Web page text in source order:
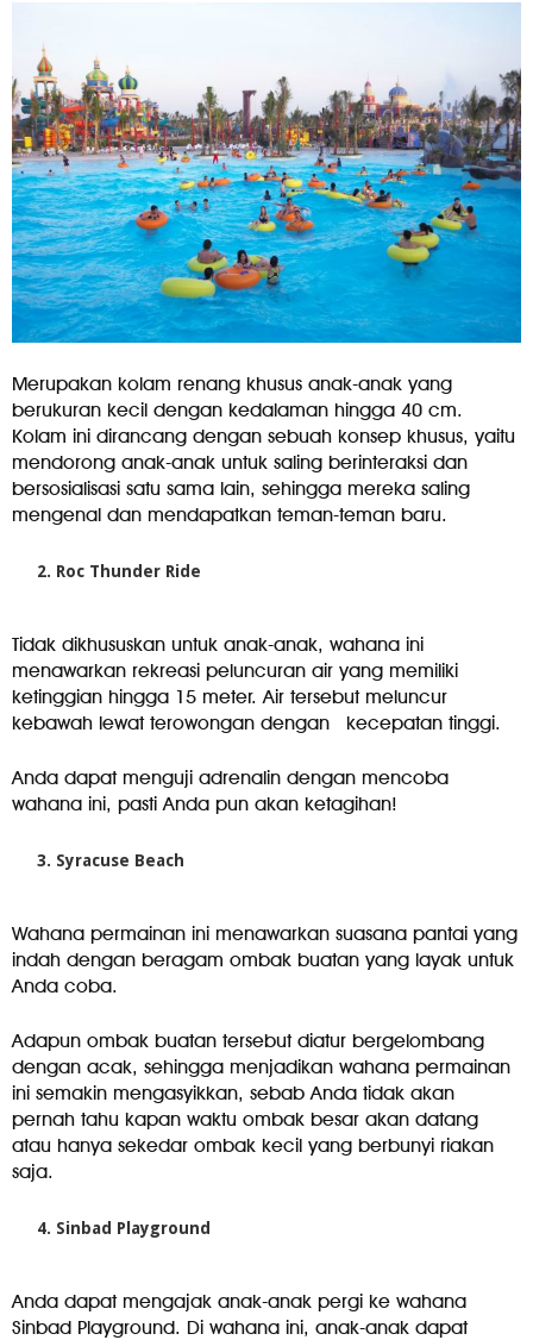
Merupakan kolam renang khusus anak-anak yang
berukuran kecil dengan kedalaman hingga 40 cm.
Kolam ini dirancang dengan sebuah konsep khusus, yaitu
mendorong anak-anak untuk saling berinteraksi dan
bersosialisasi satu sama lain, sehingga mereka saling
mengenal dan mendapatkan teman-teman baru.
Roc Thunder Ride
Tidak dikhususkan untuk anak-anak, wahana ini
menawarkan rekreasi peluncuran air yang memiliki
ketinggian hingga 15 meter. Air tersebut meluncur
kebawah lewat terowongan dengan kecepatan tinggi.
Anda dapat menguji adrenalin dengan mencoba
wahana ini, pasti Anda pun akan ketagihan!
Syracuse Beach
Wahana permainan ini menawarkan suasana pantai yang
indah dengan beragam ombak buatan yang layak untuk
Anda coba.
Adapun ombak buatan tersebut diatur bergelombang
dengan acak, sehingga menjadikan wahana permainan
ini semakin mengasyikkan, sebab Anda tidak akan
pernah tahu kapan waktu ombak besar akan datang
atau hanya sekedar ombak kecil yang berbunyi riakan
saja.
Sinbad Playground
Anda dapat mengajak anak-anak pergi ke wahana
Sinbad Playground. Di wahana ini, anak-anak dapat